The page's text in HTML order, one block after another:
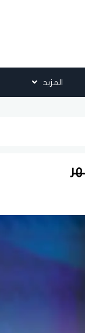
المزيد